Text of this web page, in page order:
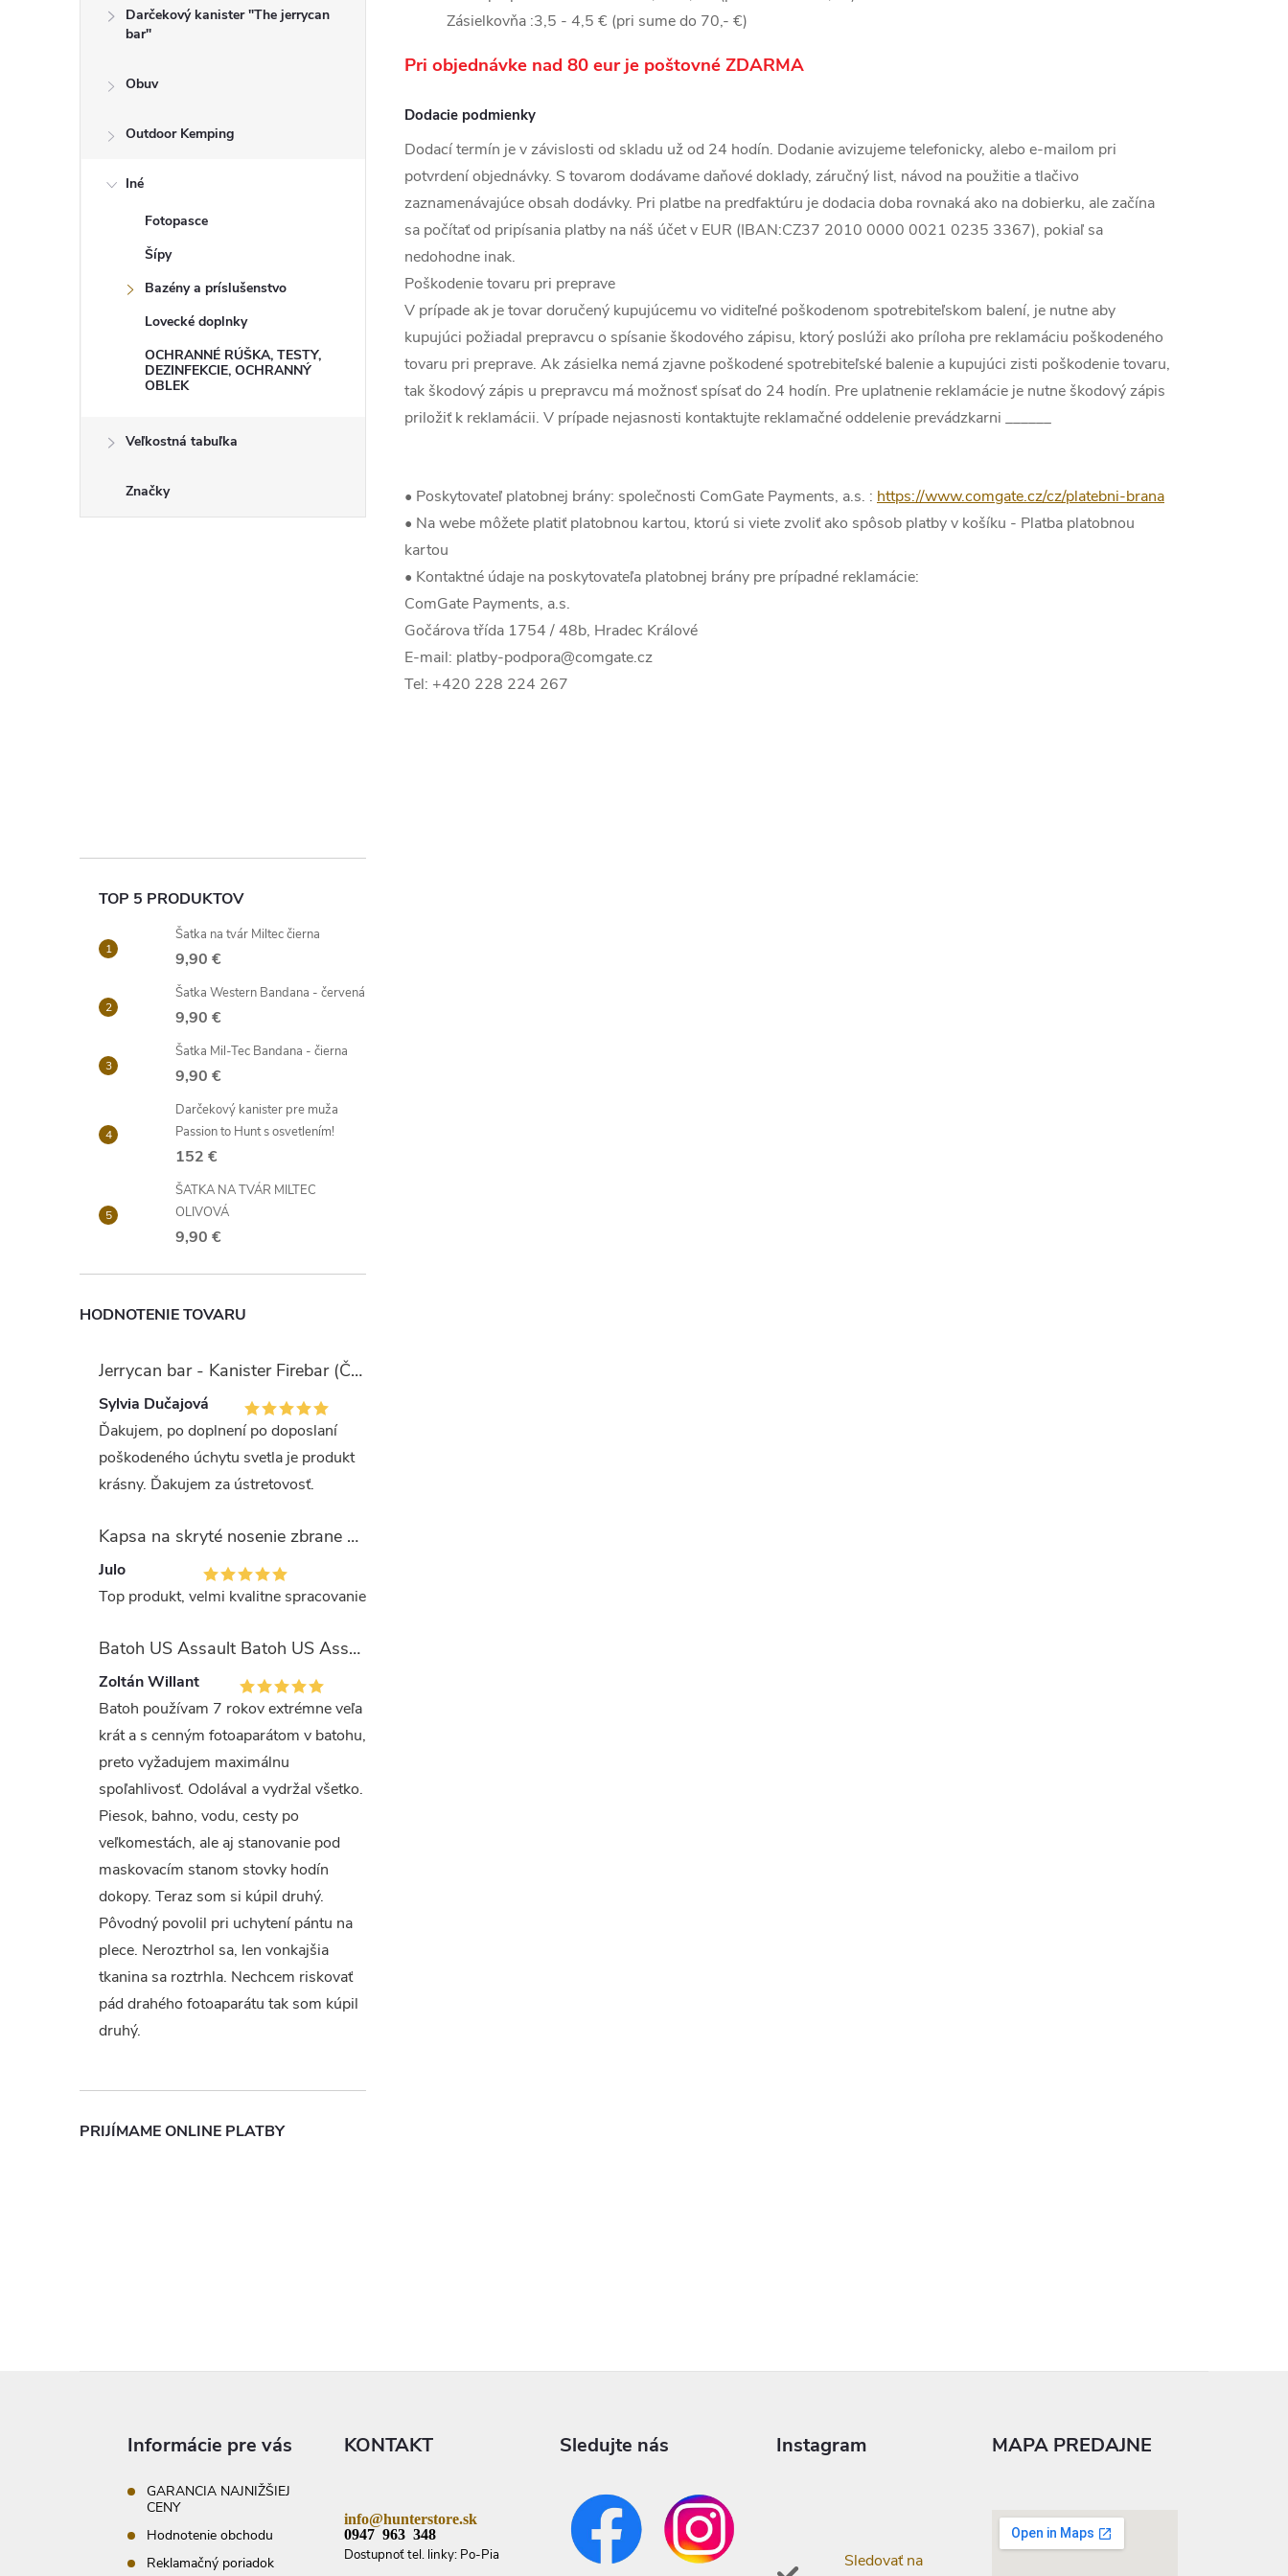
Darčekový kanister "The jerrycan
bar"
Obuv
Outdoor Kemping
Iné
Fotopasce
Šípy
Bazény a príslušenstvo
Lovecké doplnky
OCHRANNÉ RÚŠKA, TESTY,
DEZINFEKCIE, OCHRANNÝ
OBLEK
Veľkostná tabuľka
Značky
TOP 5 PRODUKTOV
Šatka na tvár Miltec čierna
9,90 €
Šatka Western Bandana - červená
9,90 €
Šatka Mil-Tec Bandana - čierna
9,90 €
Darčekový kanister pre muža
Passion to Hunt s osvetlením!
152 €
ŠATKA NA TVÁR MILTEC
OLIVOVÁ
9,90 €
HODNOTENIE TOVARU
Jerrycan bar - Kanister Firebar (Červený)
Sylvia Dučajová
Ďakujem, po doplnení po doposlaní
poškodeného úchytu svetla je produkt
krásny. Ďakujem za ústretovosť.
Kapsa na skryté nosenie zbrane OLIVA (veľkosť Glock 17/19)
Julo
Top produkt, velmi kvalitne spracovanie
Batoh US Assault Batoh US Assault "LASER CUT" 36l MULTIT.
Zoltán Willant
Batoh používam 7 rokov extrémne veľa
krát a s cenným fotoaparátom v batohu,
preto vyžadujem maximálnu
spoľahlivosť. Odolával a vydržal všetko.
Piesok, bahno, vodu, cesty po
veľkomestách, ale aj stanovanie pod
maskovacím stanom stovky hodín
dokopy. Teraz som si kúpil druhý.
Pôvodný povolil pri uchytení pántu na
plece. Neroztrhol sa, len vonkajšia
tkanina sa roztrhla. Nechcem riskovať
pád drahého fotoaparátu tak som kúpil
druhý.
PRIJÍMAME ONLINE PLATBY
Zásielkovňa :3,5 - 4,5 € (pri sume do 70,- €)
Pri objednávke nad 80 eur je poštovné ZDARMA
Dodacie podmienky
Dodací termín je v závislosti od skladu už od 24 hodín. Dodanie avizujeme telefonicky, alebo e-mailom pri
potvrdení objednávky. S tovarom dodávame daňové doklady, záručný list, návod na použitie a tlačivo
zaznamenávajúce obsah dodávky. Pri platbe na predfaktúru je dodacia doba rovnaká ako na dobierku, ale začína
sa počítať od pripísania platby na náš účet v EUR (IBAN:CZ37 2010 0000 0021 0235 3367), pokiaľ sa
nedohodne inak.
Poškodenie tovaru pri preprave
V prípade ak je tovar doručený kupujúcemu vo viditeľné poškodenom spotrebiteľskom balení, je nutne aby
kupujúci požiadal prepravcu o spísanie škodového zápisu, ktorý poslúži ako príloha pre reklamáciu poškodeného
tovaru pri preprave. Ak zásielka nemá zjavne poškodené spotrebiteľské balenie a kupujúci zisti poškodenie tovaru,
tak škodový zápis u prepravcu má možnosť spísať do 24 hodín. Pre uplatnenie reklamácie je nutne škodový zápis
priložiť k reklamácii. V prípade nejasnosti kontaktujte reklamačné oddelenie prevádzkarni ______
• Poskytovateľ platobnej brány: společnosti ComGate Payments, a.s. : https://www.comgate.cz/cz/platebni-brana
• Na webe môžete platiť platobnou kartou, ktorú si viete zvoliť ako spôsob platby v košíku - Platba platobnou
kartou
• Kontaktné údaje na poskytovateľa platobnej brány pre prípadné reklamácie:
ComGate Payments, a.s.
Gočárova třída 1754 / 48b, Hradec Králové
E-mail: platby-podpora@comgate.cz
Tel: +420 228 224 267
Informácie pre vás
GARANCIA NAJNIŽŠIEJ
CENY
Hodnotenie obchodu
Reklamačný poriadok
KONTAKT
info@hunterstore.sk
0947 963 348
Dostupnoť tel. linky: Po-Pia
Sledujte nás Instagram
Sledovať na
MAPA PREDAJNE